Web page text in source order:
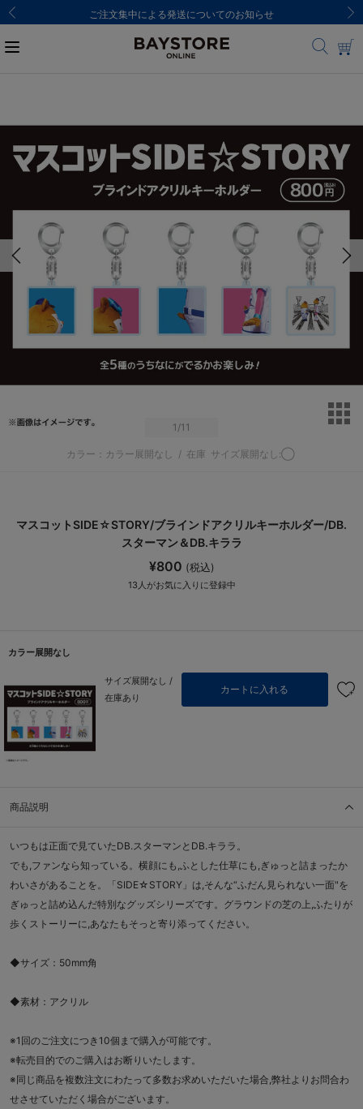
ご注文集中による発送についてのお知らせ
1 /11
カラー：カラー展開なし / 在庫 サイズ展開なし:◯
マスコットSIDE☆STORY/ブラインドアクリルキーホルダー/DB.
スターマン＆DB.キララ
¥800 (税込)
13 人がお気に入りに登録中
カラー展開なし
サイズ展開なし /
在庫あり
カートに入れる
商品説明
いつもは正面で見ていたDB.スターマンとDB.キララ。
でも,ファンなら知っている。横顔にも,ふとした仕草にも,ぎゅっと詰まったか
わいさがあることを。「SIDE☆STORY」は,そんな“ふだん見られない一面"を
ぎゅっと詰め込んだ特別なグッズシリーズです。グラウンドの芝の上,ふたりが
歩くストーリーに,あなたもそっと寄り添ってください。
◆サイズ：50mm角
◆素材：アクリル
※1回のご注文につき10個まで購入が可能です。
※転売目的でのご購入はお断りいたします。
※同じ商品を複数注文にわたって多数お求めいただいた場合,弊社よりお問合わ
せさせていただく場合がございます。